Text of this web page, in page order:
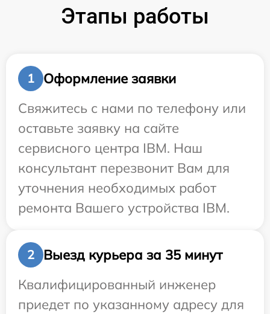
Этапы работы
1
Оформление заявки
Свяжитесь с нами по телефону или
оставьте заявку на сайте
сервисного центра IBM. Наш
консультант перезвонит Вам для
уточнения необходимых работ
ремонта Вашего устройства IBM.
2
Выезд курьера за 35 минут
Квалифицированный инженер
приедет по указанному адресу для